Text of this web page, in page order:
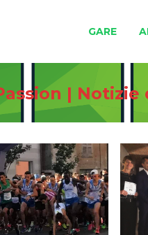
GARE
|